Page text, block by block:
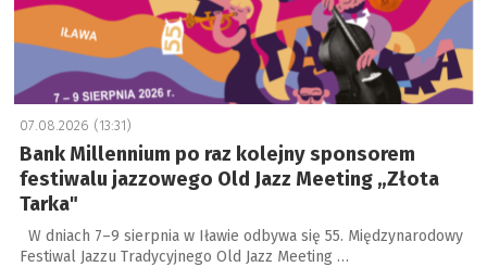
07.08.2026 (13:31)
Bank Millennium po raz kolejny sponsorem
festiwalu jazzowego Old Jazz Meeting „Złota
Tarka"
W dniach 7–9 sierpnia w Iławie odbywa się 55. Międzynarodowy
Festiwal Jazzu Tradycyjnego Old Jazz Meeting …